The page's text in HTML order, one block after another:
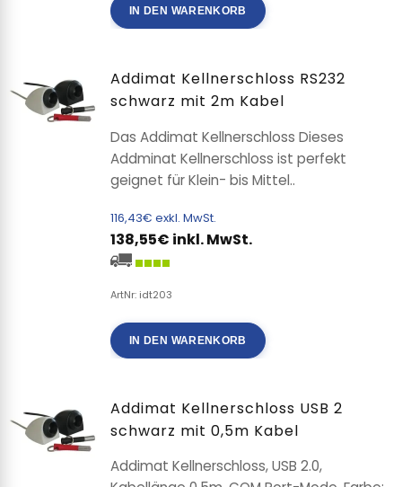
IN DEN WARENKORB
Addimat Kellnerschloss RS232
schwarz mit 2m Kabel
Das Addimat Kellnerschloss Dieses
Addminat Kellnerschloss ist perfekt
geignet für Klein- bis Mittel..
116,43€ exkl. MwSt.
138,55€ inkl. MwSt.
ArtNr: idt203
IN DEN WARENKORB
Addimat Kellnerschloss USB 2
schwarz mit 0,5m Kabel
Addimat Kellnerschloss, USB 2.0,